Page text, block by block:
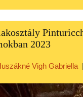
2023
Vigh Gabriella